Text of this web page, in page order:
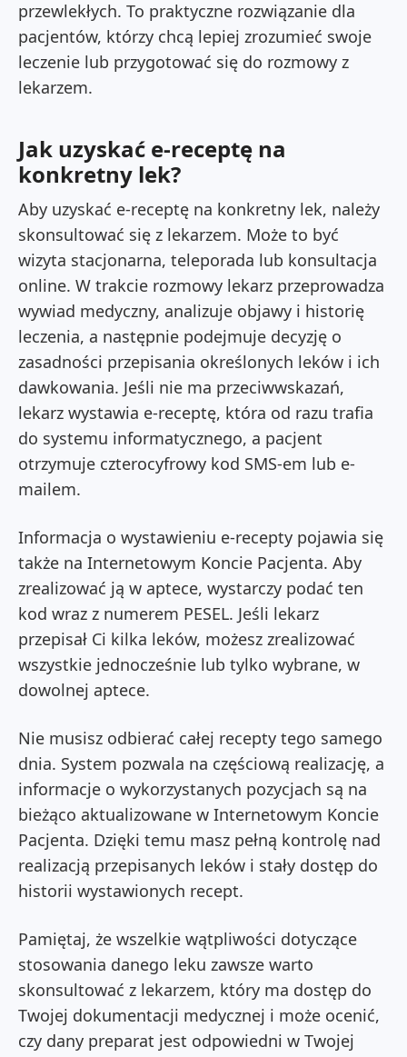
przewlekłych. To praktyczne rozwiązanie dla
pacjentów, którzy chcą lepiej zrozumieć swoje
leczenie lub przygotować się do rozmowy z
lekarzem.
Jak uzyskać e-receptę na
konkretny lek?
Aby uzyskać e-receptę na konkretny lek, należy
skonsultować się z lekarzem. Może to być
wizyta stacjonarna, teleporada lub konsultacja
online. W trakcie rozmowy lekarz przeprowadza
wywiad medyczny, analizuje objawy i historię
leczenia, a następnie podejmuje decyzję o
zasadności przepisania określonych leków i ich
dawkowania. Jeśli nie ma przeciwwskazań,
lekarz wystawia e-receptę, która od razu trafia
do systemu informatycznego, a pacjent
otrzymuje czterocyfrowy kod SMS-em lub e-
mailem.
Informacja o wystawieniu e-recepty pojawia się
także na Internetowym Koncie Pacjenta. Aby
zrealizować ją w aptece, wystarczy podać ten
kod wraz z numerem PESEL. Jeśli lekarz
przepisał Ci kilka leków, możesz zrealizować
wszystkie jednocześnie lub tylko wybrane, w
dowolnej aptece.
Nie musisz odbierać całej recepty tego samego
dnia. System pozwala na częściową realizację, a
informacje o wykorzystanych pozycjach są na
bieżąco aktualizowane w Internetowym Koncie
Pacjenta. Dzięki temu masz pełną kontrolę nad
realizacją przepisanych leków i stały dostęp do
historii wystawionych recept.
Pamiętaj, że wszelkie wątpliwości dotyczące
stosowania danego leku zawsze warto
skonsultować z lekarzem, który ma dostęp do
Twojej dokumentacji medycznej i może ocenić,
czy dany preparat jest odpowiedni w Twojej